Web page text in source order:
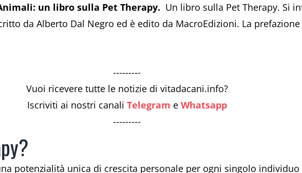
un libro sulla Pet Therapy. Un libro sulla Pet Therapy. Si
da Alberto Dal Negro ed è edito da MacroEdizioni. La
---------
Vuoi ricevere tutte le notizie di vitadacani.info?
Iscriviti ai nostri canali Telegram e Whatsapp
---------
potenzialità unica di crescita personale per ogni singolo